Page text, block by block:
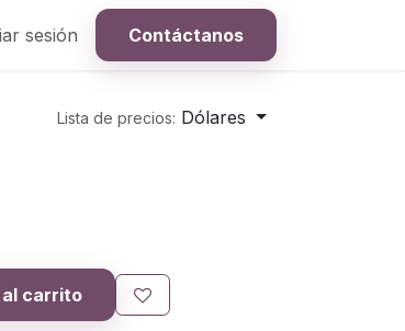
sesión Contáctanos
Lista de precios: Dólares
carrito